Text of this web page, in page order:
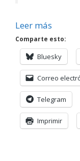
Leer más
Comparte esto:
Bluesky
Correo
Telegram
Imprimir